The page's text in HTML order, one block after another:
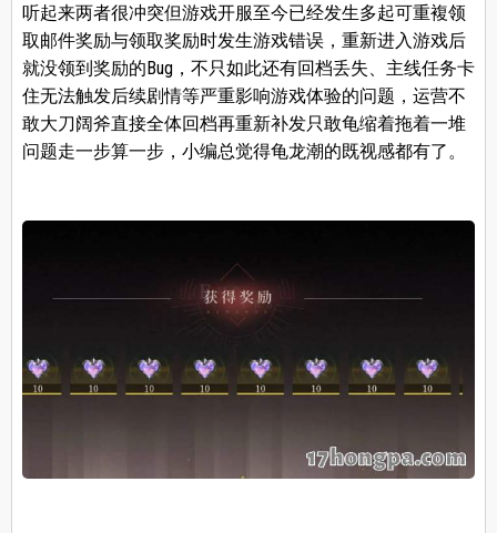
听起来两者很冲突但游戏开服至今已经发生多起可重複领
取邮件奖励与领取奖励时发生游戏错误，重新进入游戏后
就没领到奖励的Bug，不只如此还有回档丢失、主线任务卡
住无法触发后续剧情等严重影响游戏体验的问题，运营不
敢大刀阔斧直接全体回档再重新补发只敢龟缩着拖着一堆
问题走一步算一步，小编总觉得龟龙潮的既视感都有了。